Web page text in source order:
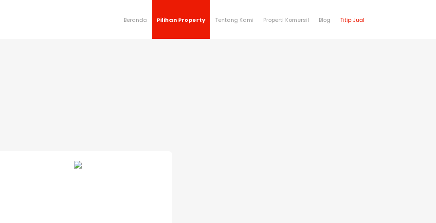
Beranda Pilihan Property Tentang Kami Properti Komersil Blog Titip Jual